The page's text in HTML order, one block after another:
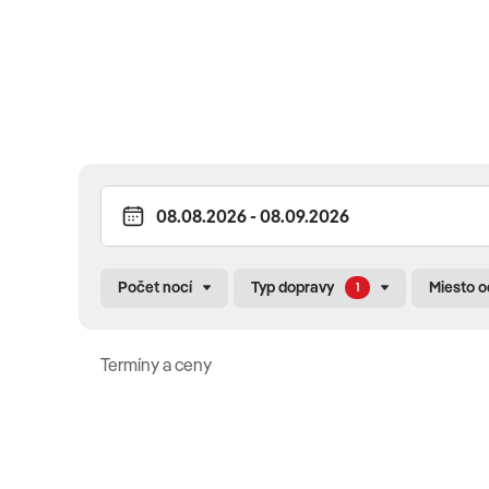
vonkajší bazén • detský bazén • vnútorný bazén
ŠPORT & ZÁBAVA
Spa centrum (za poplatok): sauna • vírivka • turecké
Počet nocí Typ dopravy 1 Miesto
Termíny a ceny